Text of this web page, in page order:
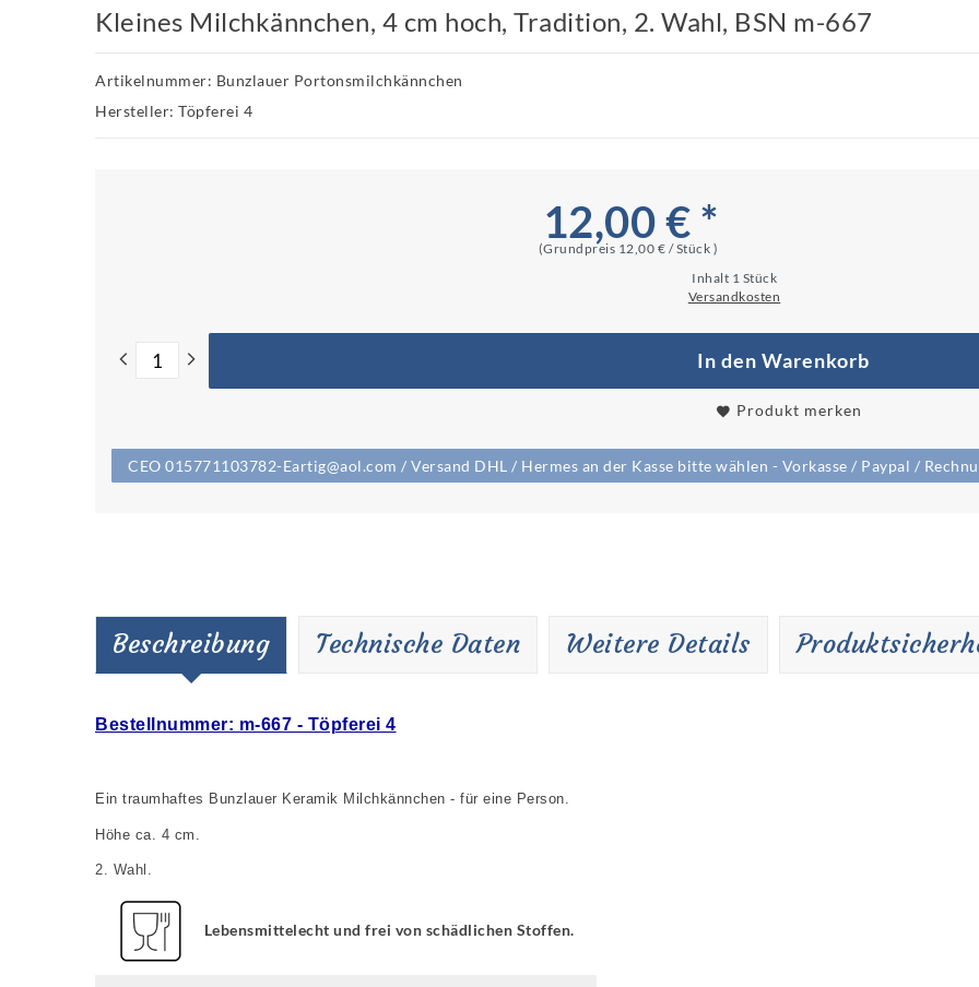
Kleines Milchkännchen, 4 cm hoch, Tradition, 2. Wahl, BSN m-667
Artikelnummer: Bunzlauer Portonsmilchkännchen
Hersteller: Töpferei 4
12,00 € *
(Grundpreis 12,00 € / Stück )
Inhalt 1 Stück
Versandkosten
In den Warenkorb
Produkt merken
CEO 015771103782-Eartig@aol.com / Versand DHL / Hermes an der Kasse bitte wählen - Vorkasse / Paypal /
Beschreibung Technische Daten Weitere Details
Bestellnummer: m-667 - Töpferei 4
Ein traumhaftes Bunzlauer Keramik Milchkännchen - für eine Person.
Höhe ca. 4 cm.
2. Wahl.
Lebensmittelecht und frei von schädlichen Stoffen.